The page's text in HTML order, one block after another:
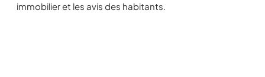
immobilier et les avis des habitants.